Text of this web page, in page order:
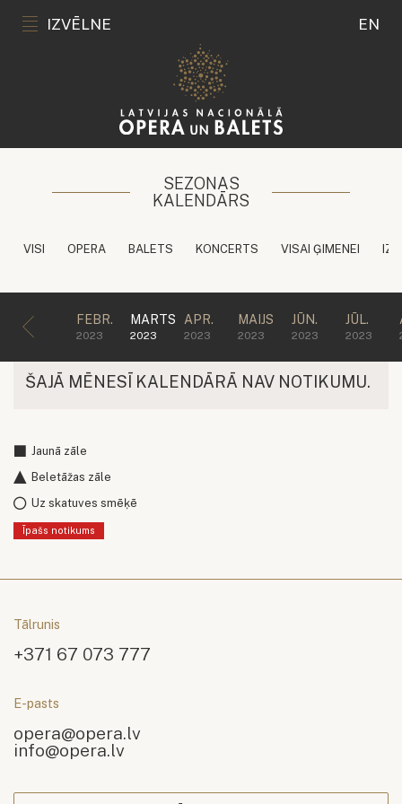
IZVĒLNE EN
SEZONAS
KALENDĀRS
VISI OPERA BALETS KONCERTS VISAI ĢIMENEI
FEBR.
2023
MARTS
2023
APR.
2023
MAIJS
2023
JŪN.
2023
JŪL.
2023
ŠAJĀ MĒNESĪ KALENDĀRĀ NAV NOTIKUMU.
Jaunā zāle
Beletāžas zāle
Uz skatuves smēķē
Īpašs notikums
Tālrunis
+371 67 073 777
E-pasts
opera@opera.lv
info@opera.lv